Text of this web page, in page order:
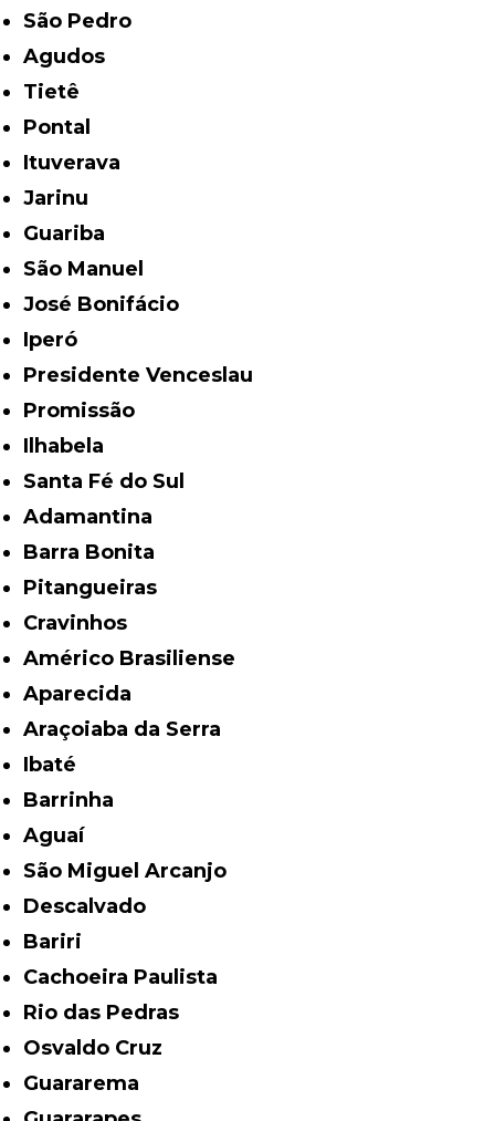
São Pedro
Agudos
Tietê
Pontal
Ituverava
Jarinu
Guariba
São Manuel
José Bonifácio
Iperó
Presidente Venceslau
Promissão
Ilhabela
Santa Fé do Sul
Adamantina
Barra Bonita
Pitangueiras
Cravinhos
Américo Brasiliense
Aparecida
Araçoiaba da Serra
Ibaté
Barrinha
Aguaí
São Miguel Arcanjo
Descalvado
Bariri
Cachoeira Paulista
Rio das Pedras
Osvaldo Cruz
Guararema